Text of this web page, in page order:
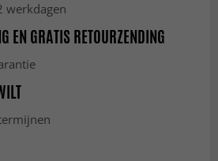
werkdagen
EN GRATIS RETOURZENDING